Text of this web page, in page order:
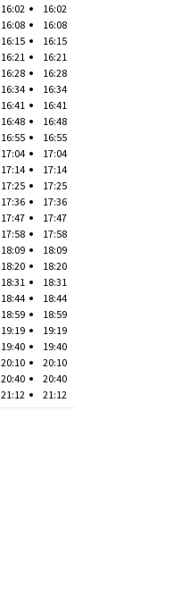
16:02
16:08
16:15
16:21
16:28
16:34
16:41
16:48
16:55
17:04
17:14
17:25
17:36
17:47
17:58
18:09
18:20
18:31
18:44
18:59
19:19
19:40
20:10
20:40
21:12
16:02
16:08
16:15
16:21
16:28
16:34
16:41
16:48
16:55
17:04
17:14
17:25
17:36
17:47
17:58
18:09
18:20
18:31
18:44
18:59
19:19
19:40
20:10
20:40
21:12